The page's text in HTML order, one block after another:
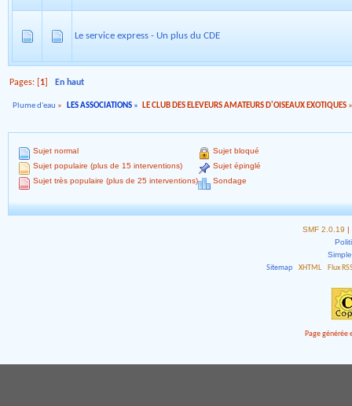
Le service express - Un plus du CDE
Pages: [ 1 En haut
Plume d'eau » LES ASSOCIATIONS» LE CLUB DES ELEVEURS AMATEURS D'OISEAUX EXOTIQUES
Sujet normal
Sujet populaire (plus de 15 interventions)
Sujet très populaire (plus de 25 interventions)
Sujet bloqué
Sujet épinglé
Sondage
SMF 2.0.19 |
Sitemap
XHTML Flux
Page générée